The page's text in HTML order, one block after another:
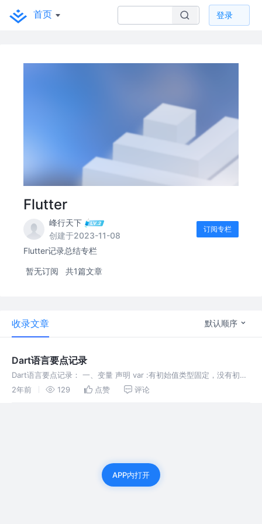
首页 登录
Flutter
峰行天下
创建于2023-11-08
订阅专栏
Flutter记录总结专栏
暂无订阅 共1篇文章
收录文章 默认顺序
Dart语言要点记录
Dart语言要点记录： 一、变量 声明 var :有初始值类型固定，没有初始
值类型任意 dynamic: 动态任意类型，编译阶段不检测类型 Object：动
2年前 129 点赞 评论
APP内打开